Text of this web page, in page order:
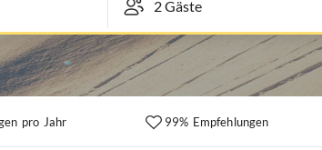
pro Jahr 99% Empfehlungen